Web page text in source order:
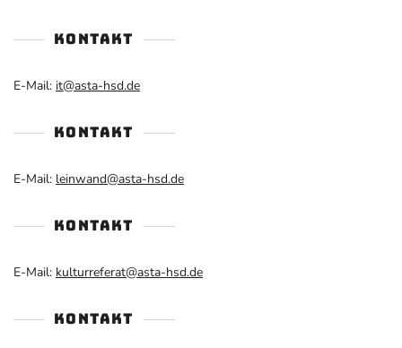
KONTAKT
E-Mail: it@asta-hsd.de
KONTAKT
E-Mail: leinwand@asta-hsd.de
KONTAKT
E-Mail: kulturreferat@asta-hsd.de
KONTAKT